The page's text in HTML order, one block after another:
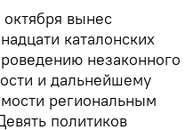
вынес
каталонских
незаконного
и дальнейшему
региональным
политиков